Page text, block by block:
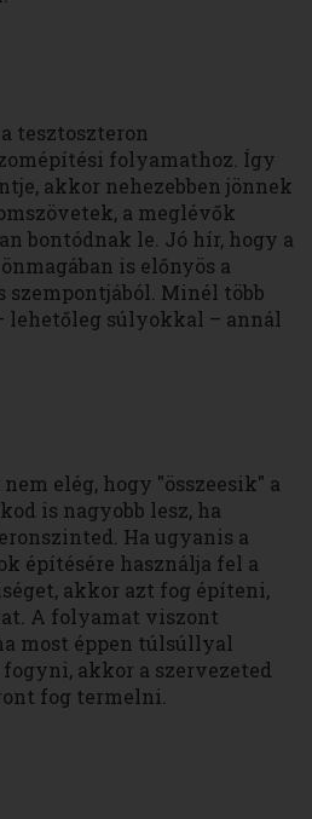
tesztoszteron
folyamathoz. Így
akkor nehezebben jönnek
a meglévők
bontódnak le. Jó hír, hogy a
is előnyös a
szempontjából. Minél több
lehetőleg súlyokkal – annál
elég, hogy "összeesik" a
is nagyobb lesz, ha
Ha ugyanis a
építésére használja fel a
akkor azt fog építeni,
A folyamat viszont
most éppen túlsúllyal
fogyni, akkor a szervezeted
fog termelni.